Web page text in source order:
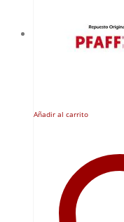
Añadir al carrito